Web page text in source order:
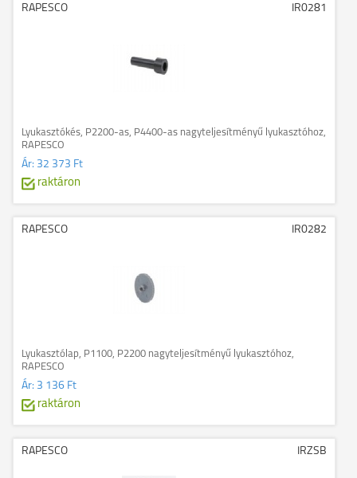
RAPESCO IR0281
Lyukasztókés, P2200-as, P4400-as nagyteljesítményű lyukasztóhoz,
RAPESCO
Ár: 32 373 Ft
raktáron
RAPESCO IR0282
Lyukasztólap, P1100, P2200 nagyteljesítményű lyukasztóhoz,
RAPESCO
Ár: 3 136 Ft
raktáron
RAPESCO IRZSB